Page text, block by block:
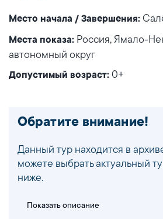
Место начала / Завершения:
Места показа: Россия, Ямало-
автономный округ
Допустимый возраст: 0+
Обратите внимание!
Данный тур находится в
можете выбрать актуальный
ниже.
Показать описание